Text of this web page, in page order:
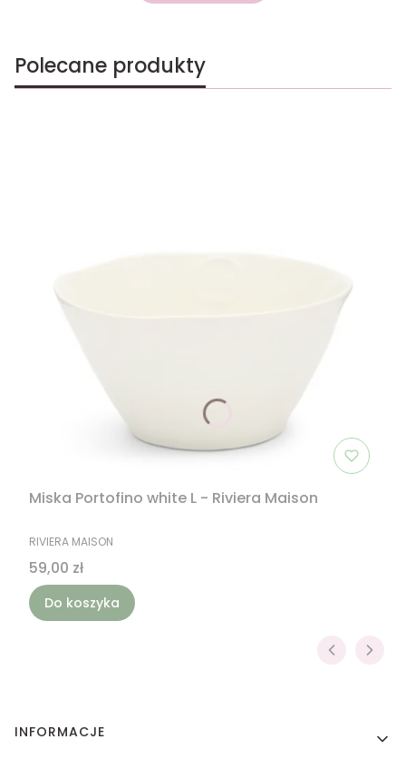
Polecane produkty
Miska Portofino white L - Riviera Maison
PRODUCENT
RIVIERA MAISON
Cena
59,00 zł
Do koszyka
Linki w stopce
INFORMACJE